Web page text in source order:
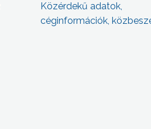
Közérdekű adatok,
céginformációk,